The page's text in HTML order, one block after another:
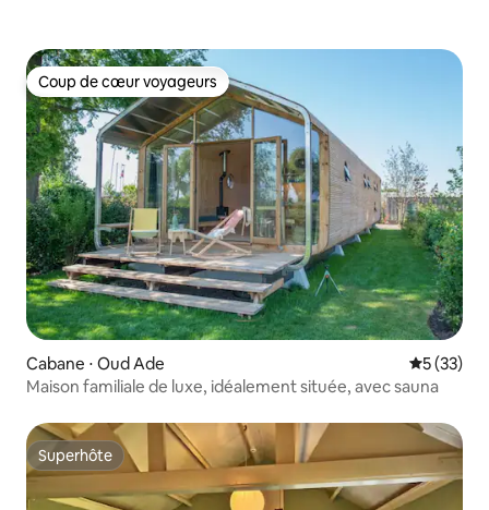
Coup de cœur voyageurs
Coup de cœur voyageurs
Cabane ⋅ Oud Ade
5 (33)
Maison familiale de luxe, idéalement située, avec sauna
Superhôte
Superhôte